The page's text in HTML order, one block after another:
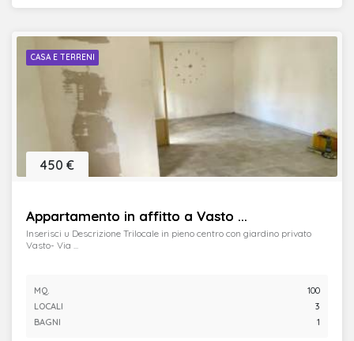
CASA E TERRENI
Appartamento in affitto a Vasto ...
450 €
Inserisci u Descrizione Trilocale in pieno centro con giardino privato
Vasto- Via ...
MQ.
100
LOCALI
3
BAGNI
1